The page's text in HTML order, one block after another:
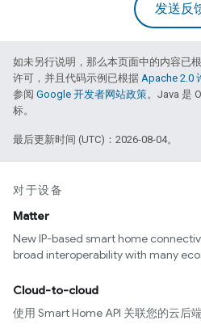
发送反
如未另行说明，那么本页面中的内容已
许可，并且代码示例已根据 Apache 2.0
参阅 Google 开发者网站政策。Java 是
标。
最后更新时间 (UTC)：2026-08-04。
对于设备
Matter
New IP-based smart home
broad interoperability with many
Cloud-to-cloud
使用 Smart Home API 关联您的云后